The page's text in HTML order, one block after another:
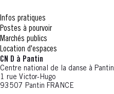
Infos pratiques
Postes à pourvoir
Marchés publics
Location d'espaces
CN D à Pantin
Centre national de la danse à Pantin
1 rue Victor-Hugo
93507 Pantin FRANCE